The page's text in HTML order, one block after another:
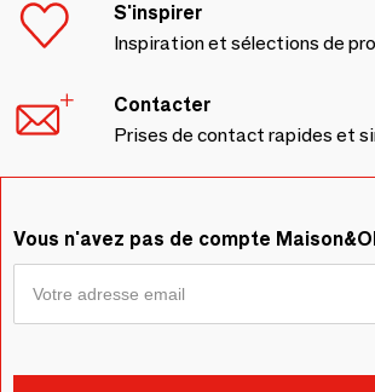
S'inspirer
Inspiration et sélections de
Contacter
Prises de contact rapides et
Vous n'avez pas de compte